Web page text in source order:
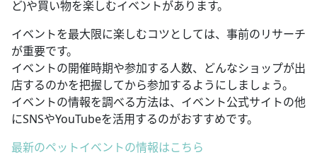
ど)や買い物を楽しむイベントがあります。
イベントを最大限に楽しむコツとしては、事前のリサーチ
が重要です。
イベントの開催時期や参加する人数、どんなショップが出
店するのかを把握してから参加するようにしましょう。
イベントの情報を調べる方法は、イベント公式サイトの他
にSNSやYouTubeを活用するのがおすすめです。
最新のペットイベントの情報はこちら